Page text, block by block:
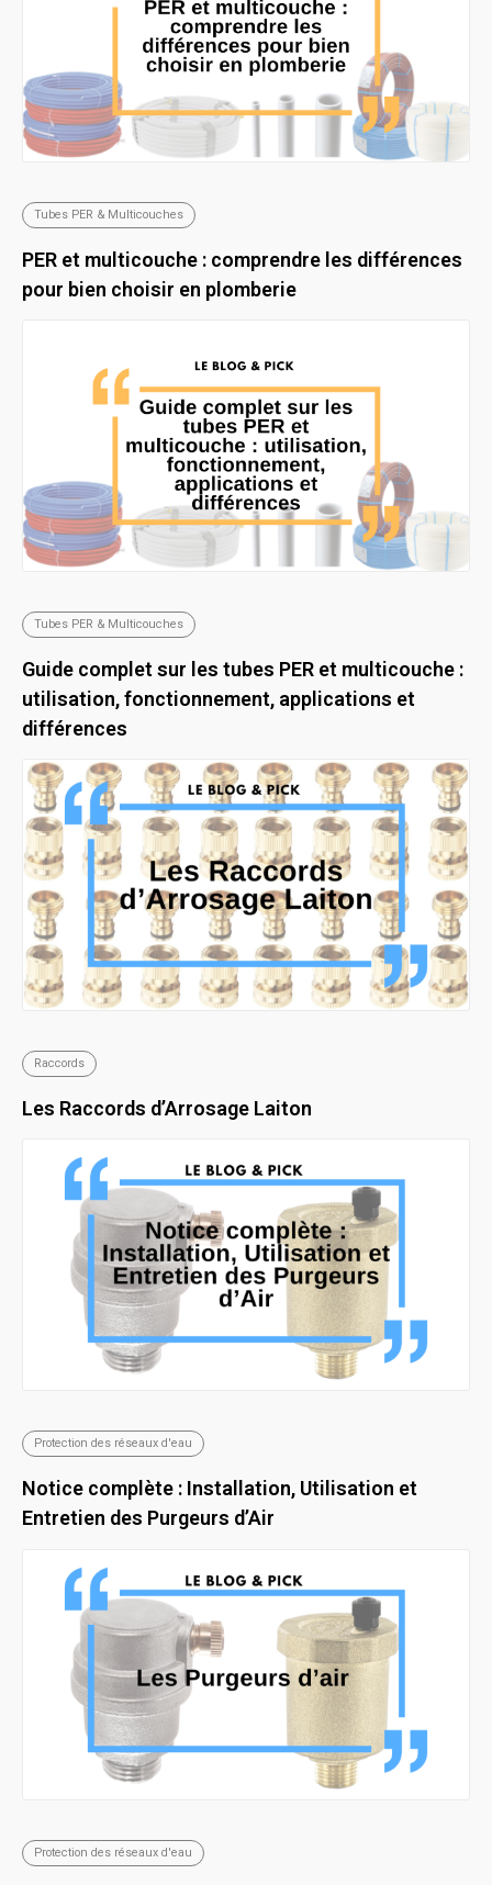
Tubes PER & Multicouches
PER et multicouche : comprendre les différences
pour bien choisir en plomberie
Tubes PER & Multicouches
Guide complet sur les tubes PER et multicouche :
utilisation, fonctionnement, applications et
différences
Raccords
Les Raccords d’Arrosage Laiton
Protection des réseaux d'eau
Notice complète : Installation, Utilisation et
Entretien des Purgeurs d’Air
Protection des réseaux d'eau